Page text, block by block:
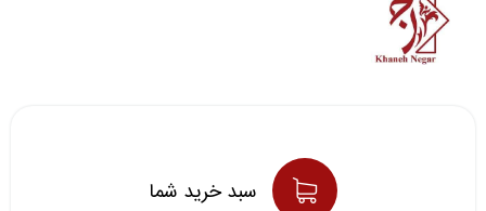
سبد خريد شما